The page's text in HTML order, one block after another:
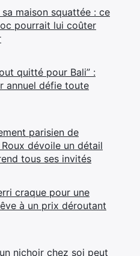
maison squattée : ce
pourrait lui coûter
quitté pour Bali” :
annuel défie toute
parisien de
dévoile un détail
tous ses invités
craque pour une
à un prix déroutant
nichoir chez soi peut